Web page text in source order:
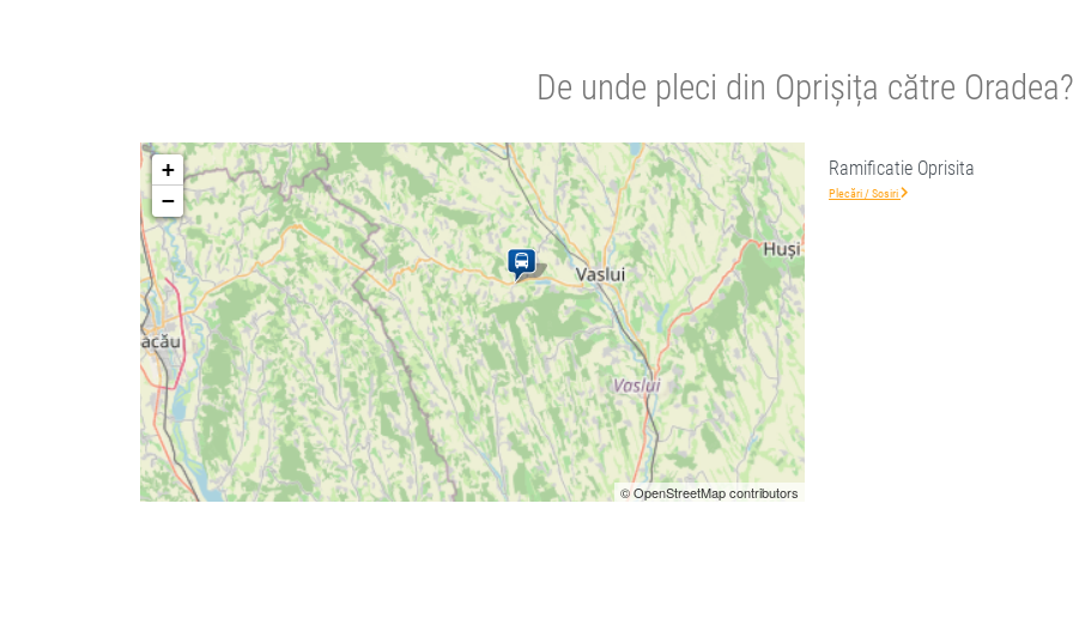
De unde pleci din Oprișița către Oradea?
+
−
© OpenStreetMap contributors
Ramificatie Oprisita
Plecări / Sosiri